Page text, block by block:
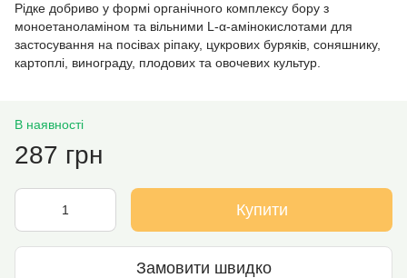
Рідке добриво у формі органічного комплексу бору з
моноетаноламіном та вільними L-α-амінокислотами для
застосування на посівах ріпаку, цукрових буряків, соняшнику,
картоплі, винограду, плодових та овочевих культур.
В наявності
287 грн
Купити
Замовити швидко